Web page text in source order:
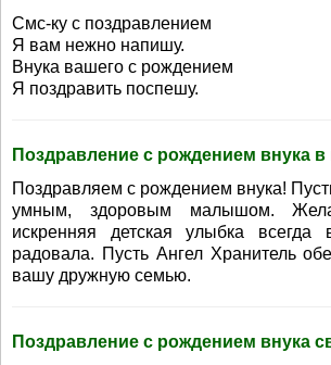
Смс-ку с поздравлением
Я вам нежно напишу.
Внука вашего с рождением
Я поздравить поспешу.
Поздравление с рождением внука в
Поздравляем с рождением внука!
умным, здоровым малышом.
искренняя детская улыбка всегда
радовала. Пусть Ангел Хранитель
вашу дружную семью.
Поздравление с рождением внука